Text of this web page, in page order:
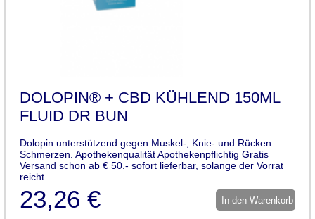
DOLOPIN® + CBD KÜHLEND 150ML
FLUID DR BUN
Dolopin unterstützend gegen Muskel-, Knie- und Rücken
Schmerzen. Apothekenqualität Apothekenpflichtig Gratis
Versand schon ab € 50.- sofort lieferbar, solange der Vorrat
reicht
23,26 € In den Warenkorb